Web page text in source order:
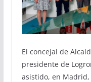
El concejal de
presidente de
asistido, en